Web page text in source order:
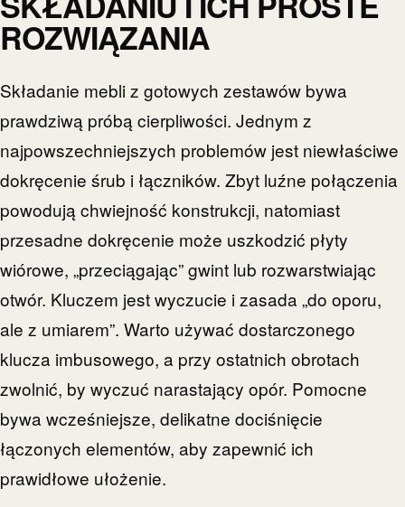
ROZWIĄZANIA
Składanie mebli z gotowych zestawów bywa
prawdziwą próbą cierpliwości. Jednym z
najpowszechniejszych problemów jest niewłaściwe
dokręcenie śrub i łączników. Zbyt luźne połączenia
powodują chwiejność konstrukcji, natomiast
przesadne dokręcenie może uszkodzić płyty
wiórowe, „przeciągając” gwint lub rozwarstwiając
otwór. Kluczem jest wyczucie i zasada „do oporu,
ale z umiarem”. Warto używać dostarczonego
klucza imbusowego, a przy ostatnich obrotach
zwolnić, by wyczuć narastający opór. Pomocne
bywa wcześniejsze, delikatne dociśnięcie
łączonych elementów, aby zapewnić ich
prawidłowe ułożenie.